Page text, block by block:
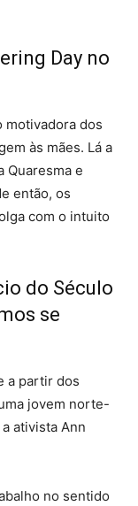
Day no
motivadora dos
às mães. Lá a
Quaresma e
então, os
com o intuito
do Século
se
a partir dos
jovem norte-
ativista Ann
no sentido